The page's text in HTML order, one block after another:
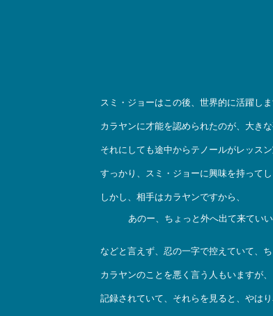
スミ・ジョーはこの後、世界的に活躍し
カラヤンに才能を認められたのが、大き
それにしても途中からテノールがレッス
すっかり、スミ・ジョーに興味を持って
しかし、相手はカラヤンですから、
あのー、ちょっと外へ出て来てい
などと言えず、忍の一字で控えていて、
カラヤンのことを悪く言う人もいますが
記録されていて、それらを見ると、やは